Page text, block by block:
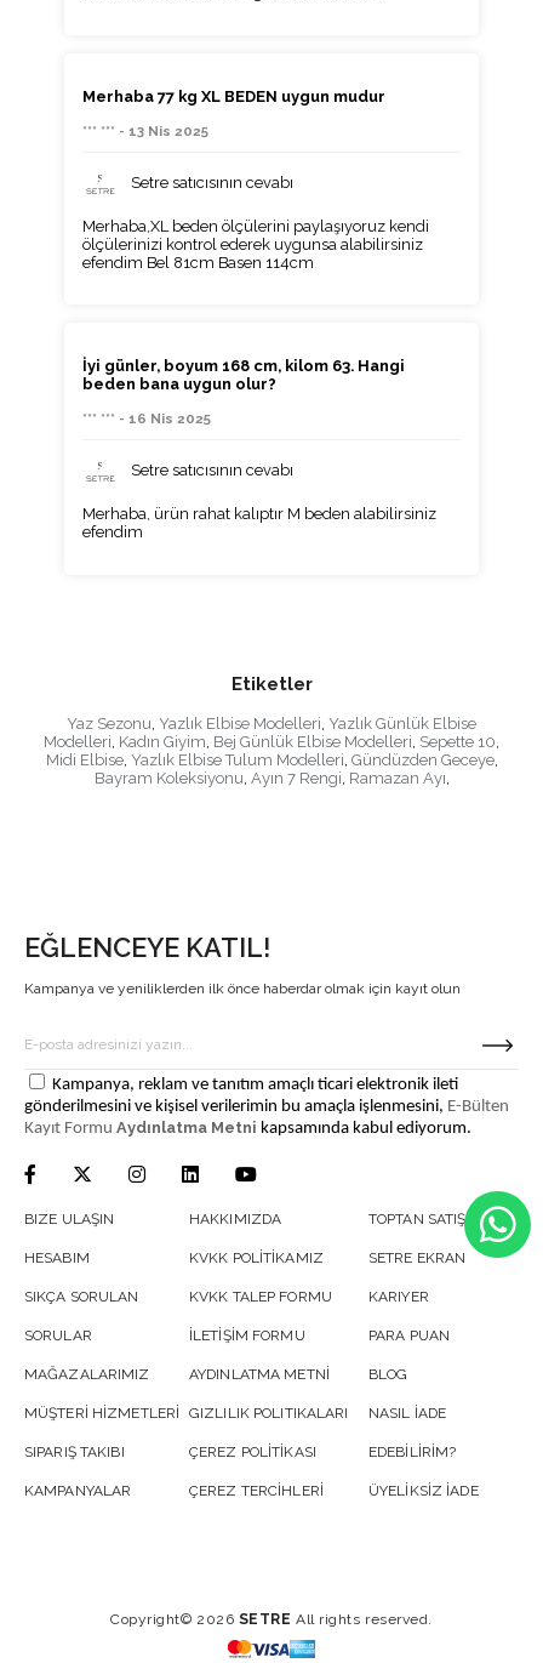
Merhaba 77 kg XL BEDEN uygun mudur
*** *** - 13 Nis 2025
Setre satıcısının cevabı
Merhaba,XL beden ölçülerini paylaşıyoruz kendi
ölçülerinizi kontrol ederek uygunsa alabilirsiniz
efendim Bel 81cm Basen 114cm
İyi günler, boyum 168 cm, kilom 63. Hangi
beden bana uygun olur?
*** *** - 16 Nis 2025
Setre satıcısının cevabı
Merhaba, ürün rahat kalıptır M beden alabilirsiniz
efendim
Etiketler
Yaz Sezonu Yazlık Elbise Modelleri Yazlık Günlük Elbise
Modelleri Kadın Giyim Bej Günlük Elbise Modelleri Sepette 10
Midi Elbise, Yazlık Elbise Tulum Modelleri Gündüzden Geceye,
Bayram Koleksiyonu Ayın 7 Rengi Ramazan Ayı
EĞLENCEYE KATIL!
Kampanya ve yeniliklerden ilk önce haberdar olmak için kayıt olun
Kampanya, reklam ve tanıtım amaçlı ticari elektronik ileti
gönderilmesini ve kişisel verilerimin bu amaçla işlenmesini, E-Bülten
Kayıt Formu Aydınlatma Metni kapsamında kabul ediyorum.
BIZE ULAŞIN
HESABIM
SIKÇA SORULAN
SORULAR
MAĞAZALARIMIZ
MÜŞTERİ HİZMETLERİ
SIPARIŞ TAKIBI
KAMPANYALAR
HAKKIMIZDA
KVKK POLİTİKAMIZ
KVKK TALEP FORMU
İLETİŞİM FORMU
AYDINLATMA METNİ
GIZLILIK POLITIKALARI
ÇEREZ POLİTİKASI
ÇEREZ TERCİHLERİ
TOPTAN SATIŞ
SETRE EKRAN
KARIYER
PARA PUAN
BLOG
NASIL İADE
EDEBİLİRİM?
ÜYELİKSİZ İADE
Copyright© 2026 SETRE All rights reserved.